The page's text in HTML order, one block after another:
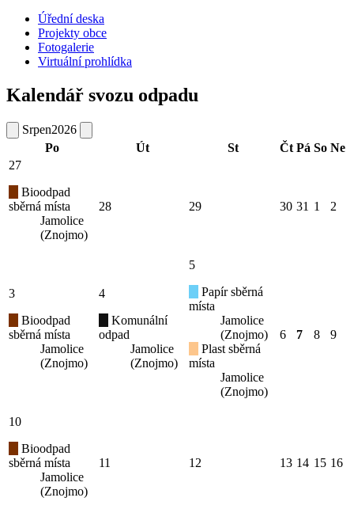
Úřední deska
Projekty obce
Fotogalerie
Virtuální prohlídka
Kalendář svozu odpadu
Srpen2026
Po
Út St Čt Pá So Ne
27
Bioodpad
sběrná místa
Jamolice
(Znojmo)
28 29 30 31 1 2
3
Bioodpad
sběrná místa
Jamolice
(Znojmo)
4
Komunální
odpad
Jamolice
(Znojmo)
5
Papír sběrná
místa
Jamolice
(Znojmo)
Plast sběrná
místa
Jamolice
(Znojmo)
6 7 8 9
10
Bioodpad
sběrná místa
Jamolice
(Znojmo)
11 12 13 14 15 16